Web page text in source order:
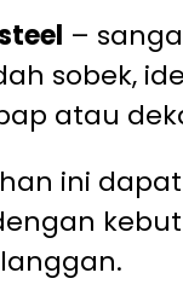
–
sobek,
atau
ini dapat